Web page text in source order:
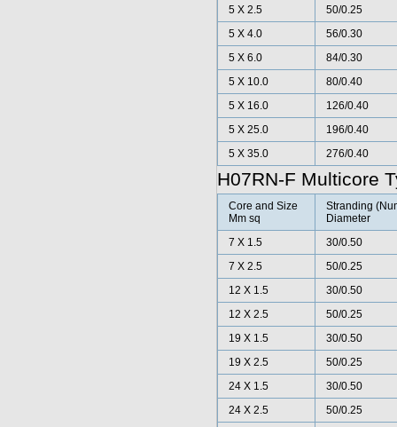
5 X 2.5
50/0.25
5 X 4.0
56/0.30
5 X 6.0
84/0.30
5 X 10.0
80/0.40
5 X 16.0
126/0.40
5 X 25.0
196/0.40
5 X 35.0
276/0.40
H07RN-F Multicore
Core and Size
Mm sq
Stranding
Diameter
7 X 1.5
30/0.50
7 X 2.5
50/0.25
12 X 1.5
30/0.50
12 X 2.5
50/0.25
19 X 1.5
30/0.50
19 X 2.5
50/0.25
24 X 1.5
30/0.50
24 X 2.5
50/0.25